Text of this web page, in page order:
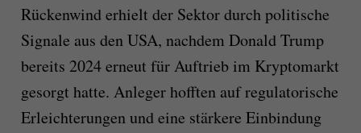
Rückenwind erhielt der Sektor durch politische
Signale aus den USA, nachdem Donald Trump
bereits 2024 erneut für Auftrieb im Kryptomarkt
gesorgt hatte. Anleger hofften auf regulatorische
Erleichterungen und eine stärkere Einbindung